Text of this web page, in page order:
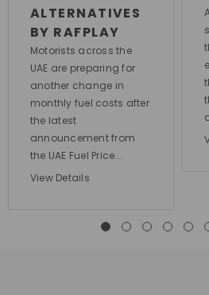
ALTERNATIVES
BY RAFPLAY
Motorists across the
UAE are preparing for
another change in
monthly fuel costs after
the latest
announcement from
the UAE Fuel Price...
View Details